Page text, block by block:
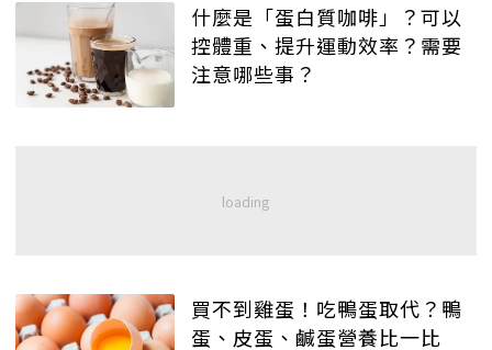
什麼是「蛋白質咖啡」？可以
控體重、提升運動效率？需要
注意哪些事？
買不到雞蛋！吃鴨蛋取代？鴨
蛋、皮蛋、鹹蛋營養比一比